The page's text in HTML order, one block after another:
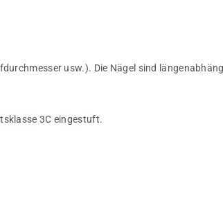
usw.). Die Nägel sind
3C eingestuft.